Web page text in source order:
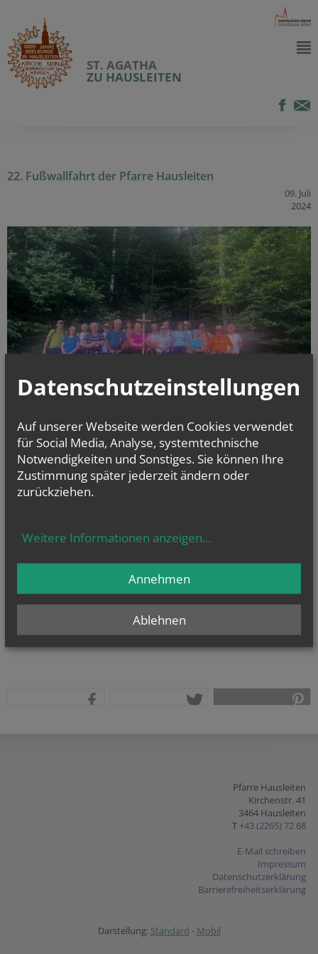
ST. AGATHA
ZU HAUSLEITEN
22. Fußwallfahrt der Pfarre Hausleiten
09. Juli
2024
Vom 4. bis 7. Juni fand die 22. Fußwallfahrt der Pfarre Hauleiten,
Pfarrverband am Jakobsweg, nach Mariazell statt.
alle Einträge anzeigen
Pfarre Hausleiten
Kirchenstr. 41
3464 Hausleiten
T +43 (2265) 72 68
E-Mail schreiben
Impressum
Datenschutzerklärung
Barrierefreiheitserklärung
Darstellung: Standard - Mobil
Datenschutzeinstellungen
Auf unserer Webseite werden Cookies verwendet
für Social Media, Analyse, systemtechnische
Notwendigkeiten und Sonstiges. Sie können Ihre
Zustimmung später jederzeit ändern oder
zurückziehen.
Weitere Informationen anzeigen...
Ablehnen
Annehmen